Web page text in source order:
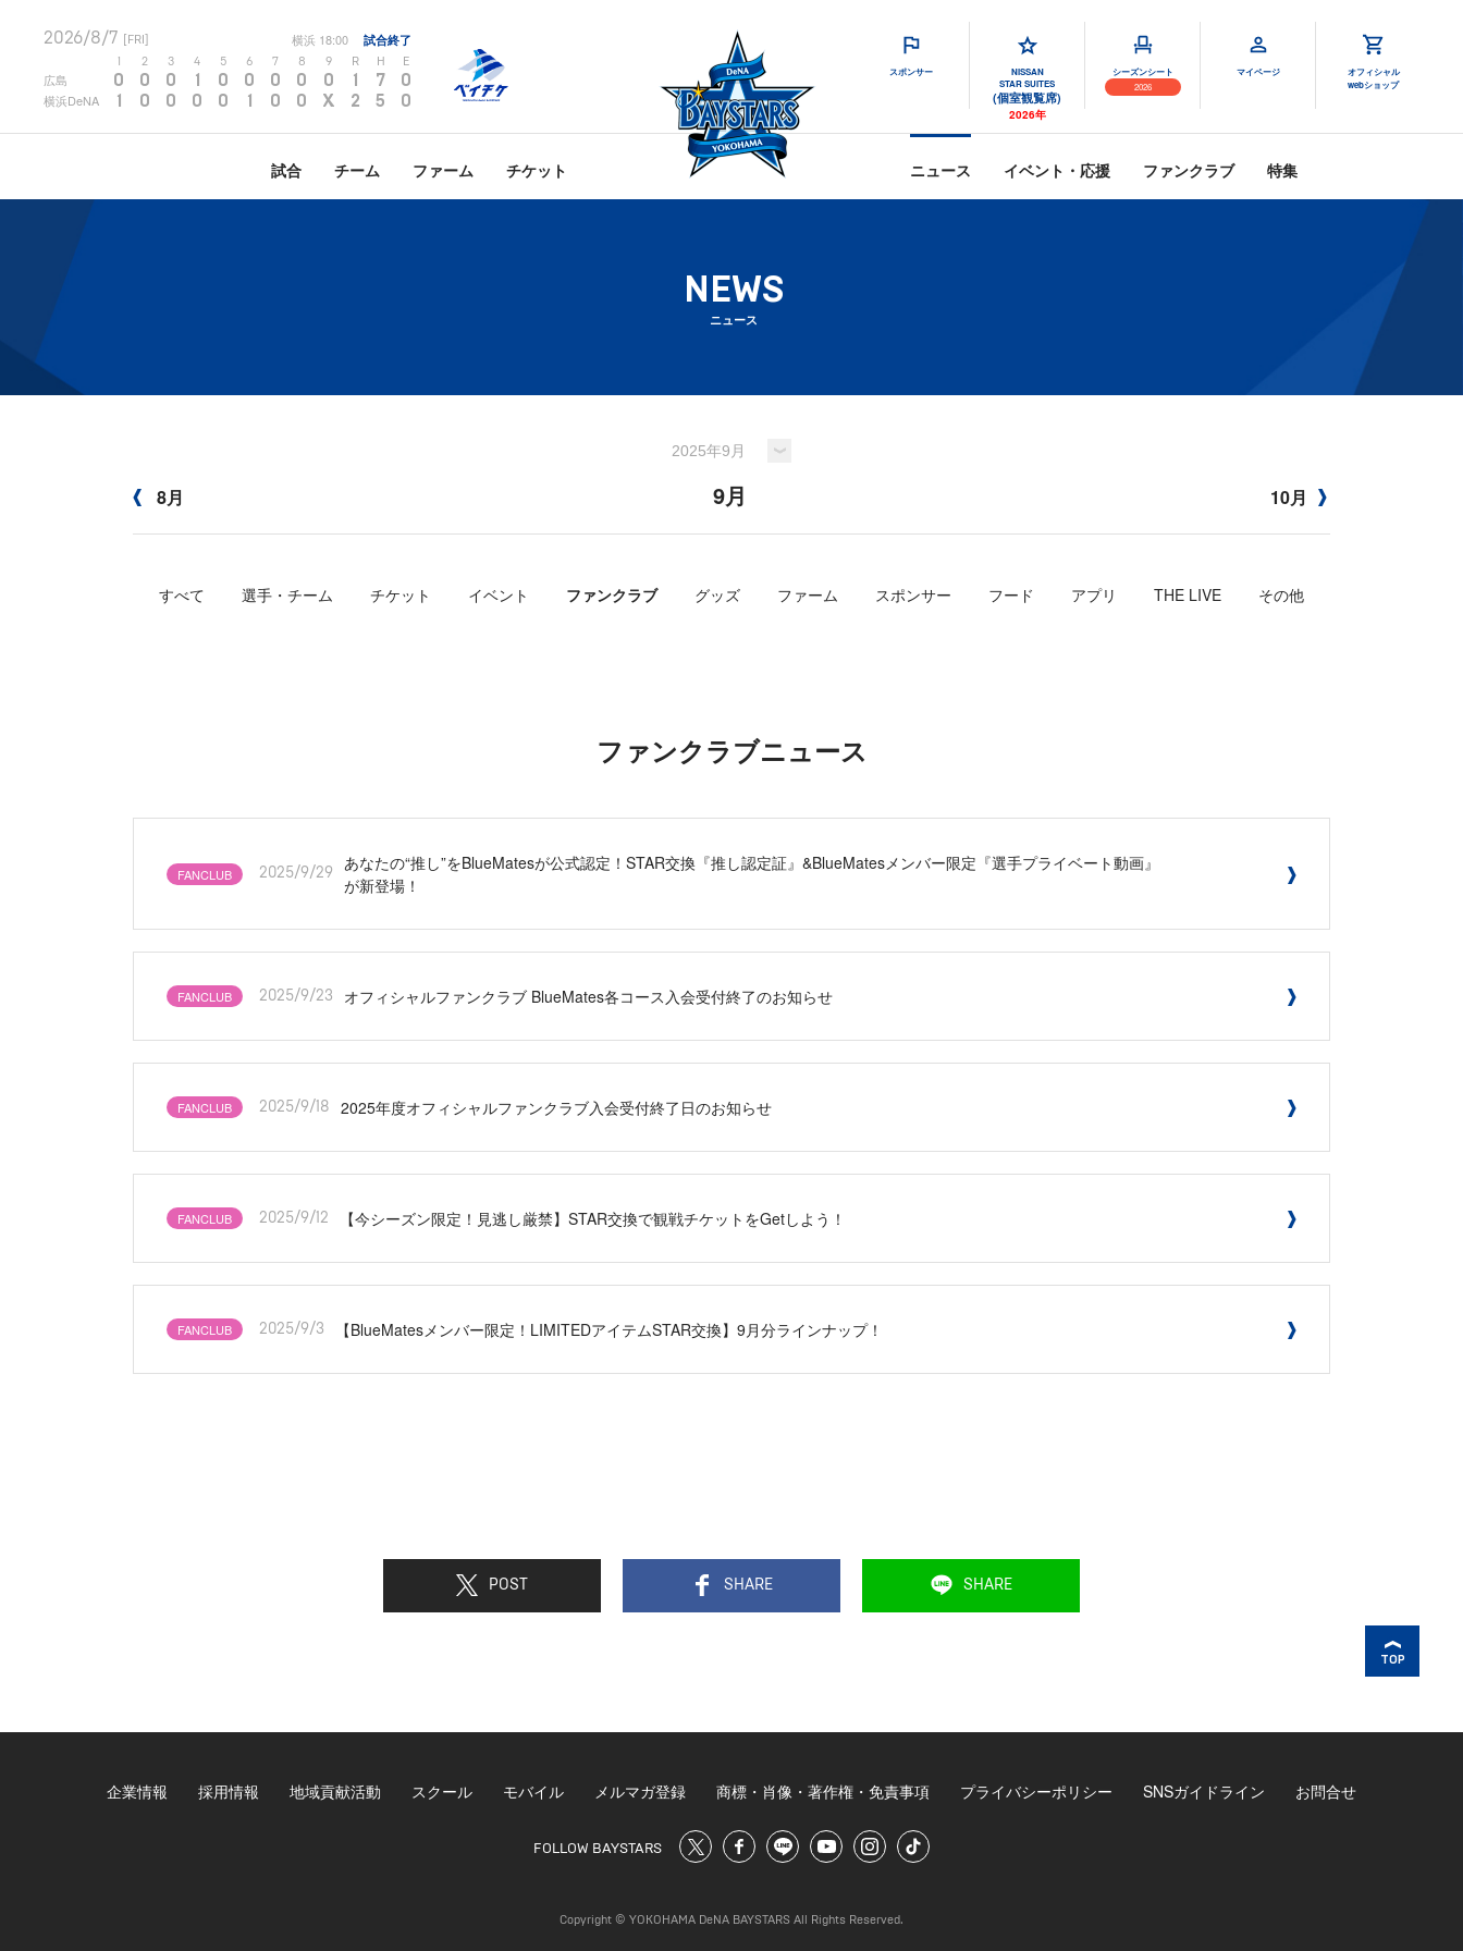
2026/8/7 [FRI] 横浜 18:00 試合終了
2 3 4 5 6 7 8 9 R H E
広島 0 0 0 1 0 0 0 0 0 1 7 0
横浜DeNA 1 0 0 0 0 1 0 0 X 2 5 0
スポンサー
NISSAN
STAR SUITES
(個室観覧席)
2026年
シーズンシート
2026
マイページ
オフィシャル
webショップ
試合 チーム ファーム チケット ニュース イベント・応援 ファンクラブ 特集
NEWS
ニュース
8月 9月 10月
すべて 選手・チーム チケット イベント ファンクラブ グッズ ファーム スポンサー フード アプリ THE LIVE その他
ファンクラブニュース
FANCLUB 2025/9/29
あなたの“推し”をBlueMatesが公式認定！STAR交換『推し認定証』&BlueMatesメンバー限定『選手プライベート動画』
が新登場！
FANCLUB 2025/9/23 オフィシャルファンクラブ BlueMates各コース入会受付終了のお知らせ
FANCLUB 2025/9/18 2025年度オフィシャルファンクラブ入会受付終了日のお知らせ
FANCLUB 2025/9/12 【今シーズン限定！見逃し厳禁】STAR交換で観戦チケットをGetしよう！
FANCLUB 2025/9/3 【BlueMatesメンバー限定！LIMITEDアイテムSTAR交換】9月分ラインナップ！
POST SHARE SHARE
TOP
企業情報 採用情報 地域貢献活動 スクール モバイル メルマガ登録 商標・肖像・著作権・免責事項 プライバシーポリシー SNSガイドライン お問合せ
FOLLOW BAYSTARS
Copyright © YOKOHAMA DeNA BAYSTARS All Rights Reserved.